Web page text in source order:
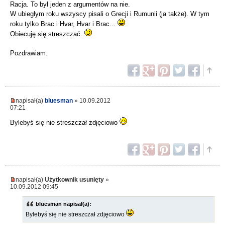
Racja. To był jeden z argumentów na nie.
W ubiegłym roku wszyscy pisali o Grecji i Rumunii (ja także). W tym
roku tylko Brac i Hvar, Hvar i Brac...
Obiecuję się streszczać.
Pozdrawiam.
napisał(a) bluesman » 10.09.2012
07:21
Bylebyś się nie streszczał zdjęciowo
napisał(a) Użytkownik usunięty »
10.09.2012 09:45
bluesman napisał(a):
Bylebyś się nie streszczał zdjęciowo